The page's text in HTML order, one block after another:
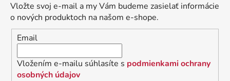
Vložte svoj e-mail a my Vám budeme zasielať informácie
o nových produktoch na našom e-shope.
Email
Vložením e-mailu súhlasíte s podmienkami ochrany
osobných údajov